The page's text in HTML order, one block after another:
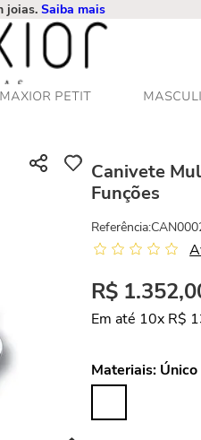
joias. Saiba mais
MAXIOR PETIT
Canivete
Funções
Referência:
R$ 1.352,
Em até 10x R$
Materiais: Único